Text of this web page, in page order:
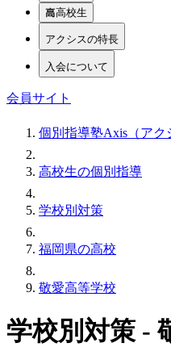
高校生
アクシスの特長
入会について
会員サイト
個別指導塾Axis（ア
高校生の個別指導
学校別対策
福岡県の高校
敬愛高等学校
学校別対策 -